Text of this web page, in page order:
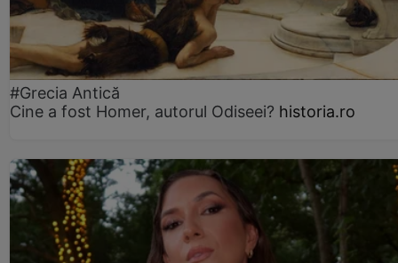
#Grecia Antică
Cine a fost Homer, autorul Odiseei? historia.ro